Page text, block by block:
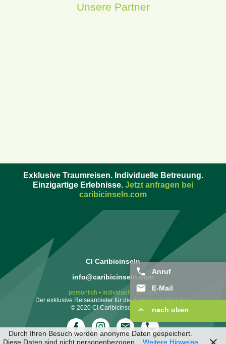
Unsere Partner
Exklusive Traumreisen. Individuelle Betreuung.
Einzigartige Erlebnisse. Jetzt anfragen bei
caribicinseln.com
CI Caribicinseln
info@caribicinseln.com
persönlich • individuell • exklusiv
Der exklusive Reiseanbieter für die Karibik aus Dresden.
© 2020 CI Caribicinseln GmbH
Anruf
E-Mail
nach oben
Durch Ihren Besuch werden anonyme Daten gespeichert.
Diese Daten sind nicht personenbezogen.
Weitere Hinweise